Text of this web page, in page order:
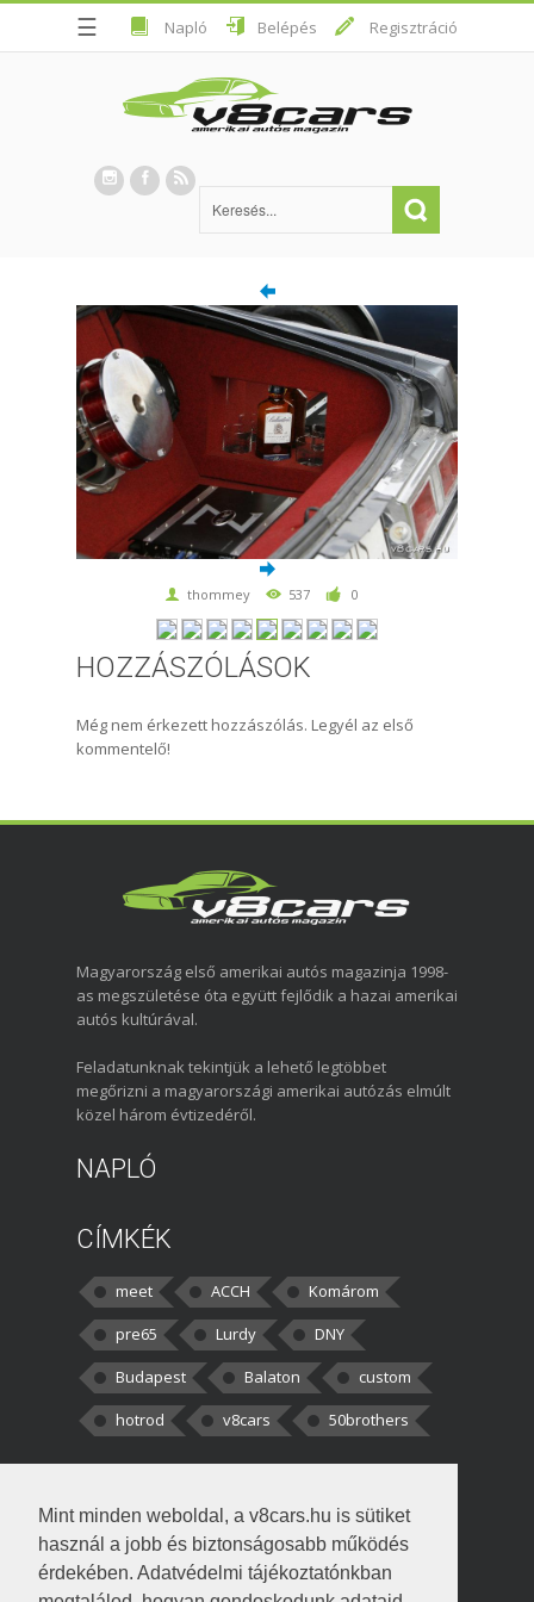
Mint minden weboldal, a v8cars.hu is sütiket
használ a jobb és biztonságosabb működés
érdekében. Adatvédelmi tájékoztatónkban
☰ Napló Belépés Regisztráció
thommey 537 0
HOZZÁSZÓLÁSOK
Még nem érkezett hozzászólás. Legyél az első
kommentelő!
Magyarország első amerikai autós magazinja 1998-
as megszületése óta együtt fejlődik a hazai amerikai
autós kultúrával.
Feladatunknak tekintjük a lehető legtöbbet
megőrizni a magyarországi amerikai autózás elmúlt
közel három évtizedéről.
NAPLÓ
CÍMKÉK
meet ACCH
Komárom
pre65
Lurdy
DNY
Budapest
Balaton
custom
hotrod
v8cars 50brothers
kortisz:Elszúrtam! Én csak két
darabbaal számoltam. Nem tudtam, hogy fél autót,